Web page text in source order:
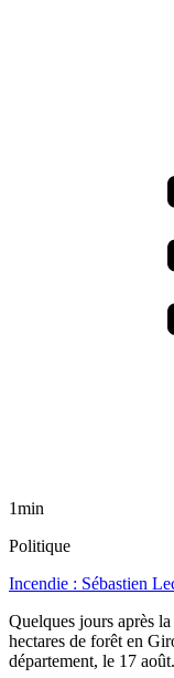
1min
Politique
Incendie : Sébastien
Quelques jours après
hectares de forêt en
département, le 17 août.